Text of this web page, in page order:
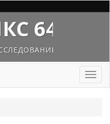
64
Toggle